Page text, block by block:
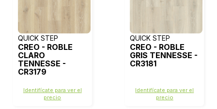
QUICK STEP
CREO - ROBLE
CLARO
TENNESSE -
CR3179
Identifícate para ver el
precio
QUICK STEP
CREO - ROBLE
GRIS TENNESSE -
CR3181
Identifícate para ver el
precio